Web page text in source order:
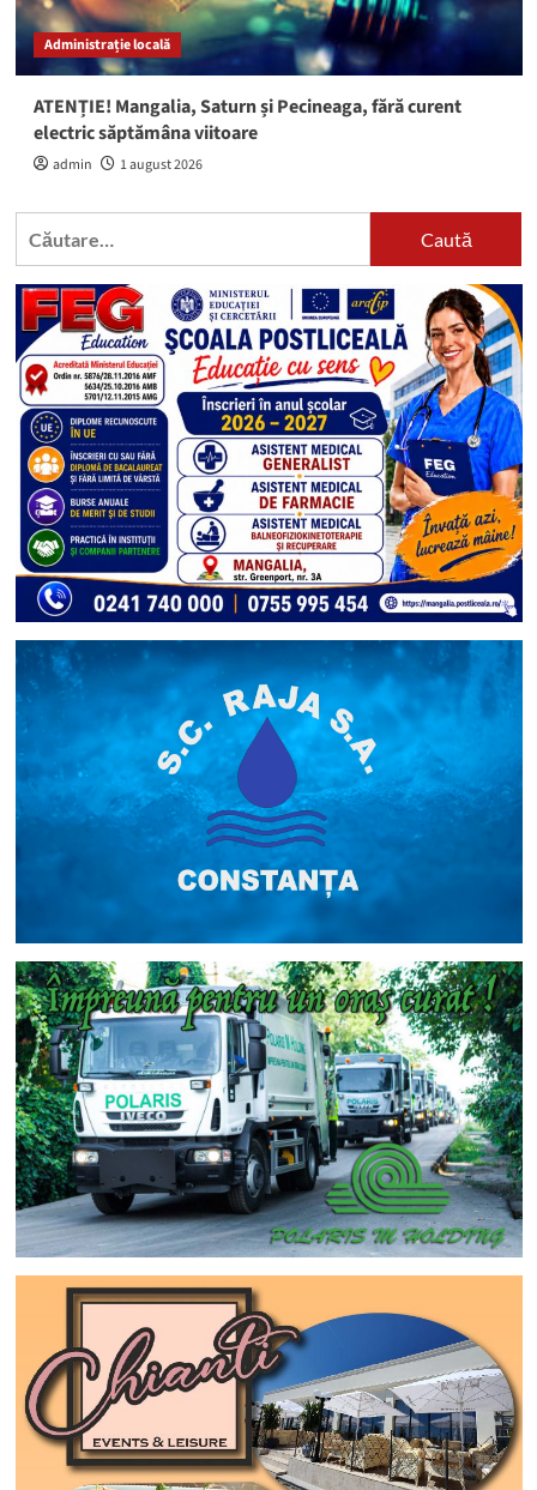
Administrație locală
ATENȚIE! Mangalia, Saturn și Pecineaga, fără curent
electric săptămâna viitoare
admin 1 august 2026
Caută